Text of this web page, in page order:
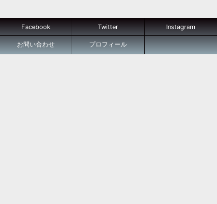
Facebook Twitter Instagram
お問い合わせ プロフィール